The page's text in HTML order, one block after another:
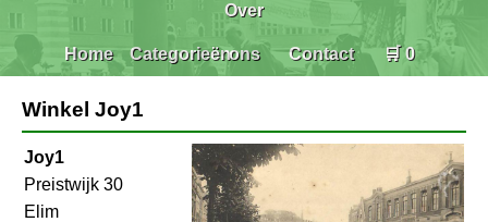
Home Categorieën
Over
ons Contact 🛒 0
Winkel Joy1
Joy1
Preistwijk 30
Elim